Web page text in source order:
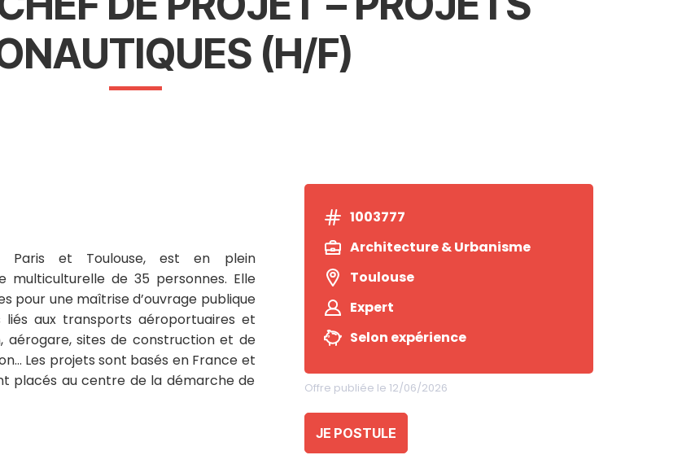
(H/F)
1003777
Architecture & Urbanisme
Toulouse
Expert
Selon expérience
Offre publiée le 12/06/2026
JE POSTULE
Paris et Toulouse, est en plein
multiculturelle de 35 personnes. Elle
pour une maîtrise d’ouvrage publique
aux transports aéroportuaires et
aérogare, sites de construction et de
Les projets sont basés en France et
placés au centre de la démarche de